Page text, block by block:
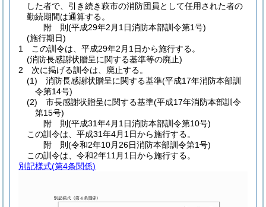
した者で、引き続き萩市の消防団員として任用された者の
勤続期間は通算する。
附 則(平成29年2月1日消防本部訓令第1号)
(施行期日)
1
この訓令は、平成29年2月1日から施行する。
(消防長感謝状贈呈に関する基準等の廃止)
2
次に掲げる訓令は、廃止する。
(1)
消防長感謝状贈呈に関する基準(平成17年消防本部訓
令第14号)
(2)
市長感謝状贈呈に関する基準(平成17年消防本部訓令
第15号)
附 則(平成31年4月1日消防本部訓令第10号)
この訓令は、平成31年4月1日から施行する。
附 則(令和2年10月26日消防本部訓令第1号)
この訓令は、令和2年11月1日から施行する。
別記様式(第4条関係)